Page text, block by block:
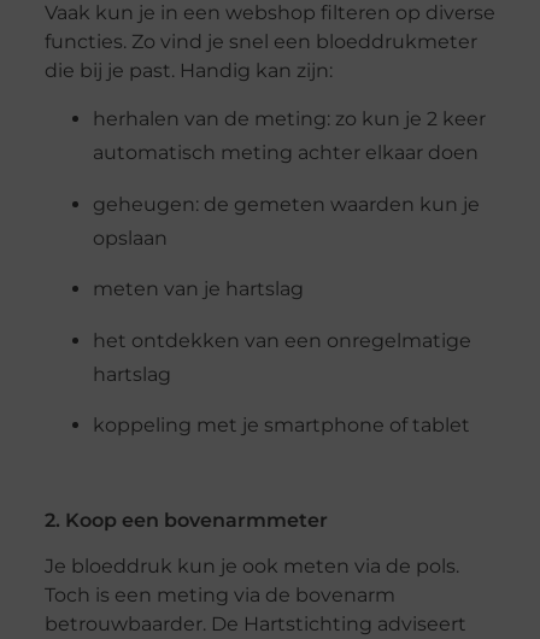
Vaak kun je in een webshop filteren op diverse
functies. Zo vind je snel een bloeddrukmeter
die bij je past. Handig kan zijn:
herhalen van de meting: zo kun je 2 keer
automatisch meting achter elkaar doen
geheugen: de gemeten waarden kun je
opslaan
meten van je hartslag
het ontdekken van een onregelmatige
hartslag
koppeling met je smartphone of tablet
2. Koop een bovenarmmeter
Je bloeddruk kun je ook meten via de pols.
Toch is een meting via de bovenarm
betrouwbaarder. De Hartstichting adviseert